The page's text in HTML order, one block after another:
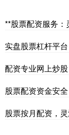
**股票配资服务
实盘股票杠杆平
配资专业网上炒
股票配资资金安
股票按月配资，